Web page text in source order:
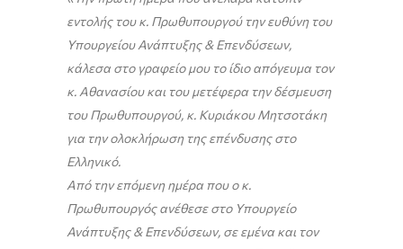
εντολής του κ. Πρωθυπουργού την ευθύνη του
Υπουργείου Ανάπτυξης & Επενδύσεων,
κάλεσα στο γραφείο μου το ίδιο απόγευμα τον
κ. Αθανασίου και του μετέφερα την δέσμευση
του Πρωθυπουργού, κ. Κυριάκου Μητσοτάκη
για την ολοκλήρωση της επένδυσης στο
Ελληνικό.
Από την επόμενη ημέρα που ο κ.
Πρωθυπουργός ανέθεσε στο Υπουργείο
Ανάπτυξης & Επενδύσεων, σε εμένα και τον